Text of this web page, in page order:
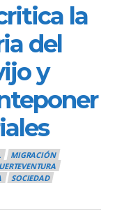
la
del
y
MIGRACIÓN
SOCIEDAD